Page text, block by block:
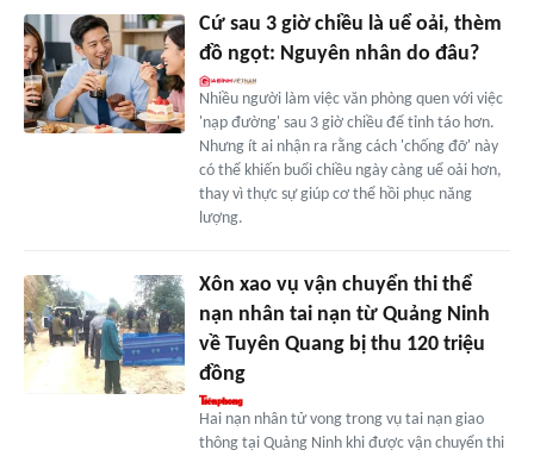
Cứ sau 3 giờ chiều là uể oải, thèm
đồ ngọt: Nguyên nhân do đâu?
Nhiều người làm việc văn phòng quen với việc
'nạp đường' sau 3 giờ chiều để tỉnh táo hơn.
Nhưng ít ai nhận ra rằng cách 'chống đỡ' này
có thể khiến buổi chiều ngày càng uể oải hơn,
thay vì thực sự giúp cơ thể hồi phục năng
lượng.
Xôn xao vụ vận chuyển thi thể
nạn nhân tai nạn từ Quảng Ninh
về Tuyên Quang bị thu 120 triệu
đồng
Hai nạn nhân tử vong trong vụ tai nạn giao
thông tại Quảng Ninh khi được vận chuyển thi